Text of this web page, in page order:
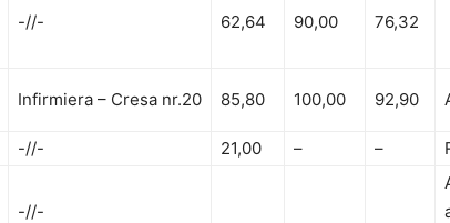
-//- 62,64 90,00 76,32
Infirmiera – Cresa nr.20 85,80 100,00 92,90
-//- 21,00 – –
-//-